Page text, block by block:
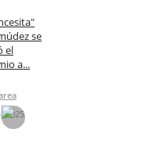
se
el
a...
2025